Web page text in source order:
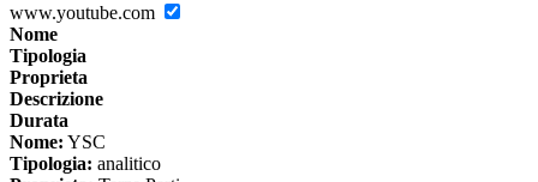
www.youtube.com
Nome
Tipologia
Proprieta
Descrizione
Durata
Nome: YSC
Tipologia: analitico